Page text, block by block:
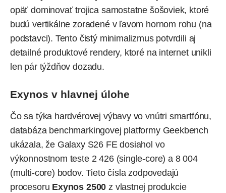
opäť dominovať trojica samostatne šošoviek, ktoré
budú vertikálne zoradené v ľavom hornom rohu (na
podstavci). Tento čistý minimalizmus potvrdili aj
detailné produktové rendery, ktoré na internet unikli
len pár týždňov dozadu.
Exynos v hlavnej úlohe
Čo sa týka hardvérovej výbavy vo vnútri smartfónu,
databáza benchmarkingovej platformy Geekbench
ukázala, že Galaxy S26 FE dosiahol vo
výkonnostnom teste 2 426 (single-core) a 8 004
(multi-core) bodov. Tieto čísla zodpovedajú
procesoru Exynos 2500 z vlastnej produkcie